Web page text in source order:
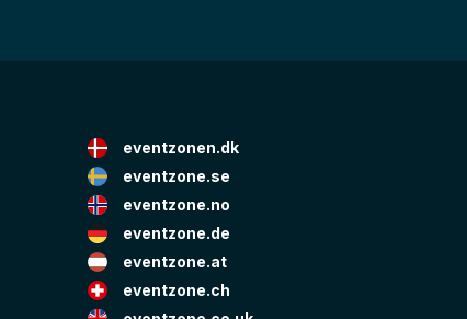
eventzonen.dk
eventzone.se
eventzone.no
eventzone.de
eventzone.at
eventzone.ch